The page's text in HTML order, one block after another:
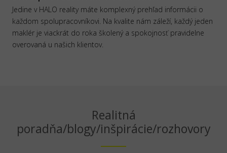
Jedine v HALO reality máte komplexný prehľad informácii o
každom spolupracovníkovi. Na kvalite nám záleží, každý jeden
maklér je viackrát do roka školený a spokojnosť pravidelne
overovaná u našich klientov.
Realitná
poradňa/blogy/inšpirácie/rozhovory